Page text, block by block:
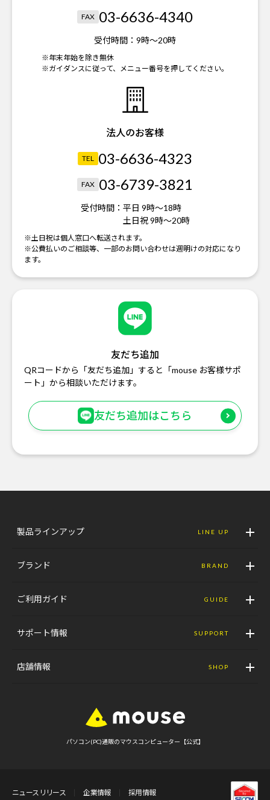
FAX 03-6636-4340
受付時間： 9時～20時
※年末年始を除き無休
※ガイダンスに従って、メニュー番号を押してください。
法人のお客様
TEL 03-6636-4323
FAX 03-6739-3821
受付時間： 平日 9時～18時
土日祝 9時～20時
※土日祝は個人窓口へ転送されます。
※公費払いのご相談等、一部のお問い合わせは週明けの対応になり
ます。
友だち追加
QRコードから「友だち追加」すると「mouse お客様サポ
ート」から相談いただけます。
友だち追加はこちら
製品ラインアップ LINE UP
ブランド BRAND
ご利用ガイド GUIDE
サポート情報 SUPPORT
店舗情報 SHOP
パソコン(PC)通販のマウスコンピューター【公式】
ニュースリリース 企業情報 採用情報